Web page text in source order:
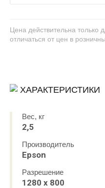
Цена действительна только
отличаться от цен в
ХАРАКТЕРИСТИКИ
Вес, кг
2,5
Производитель
Epson
Разрешение
1280 х 800